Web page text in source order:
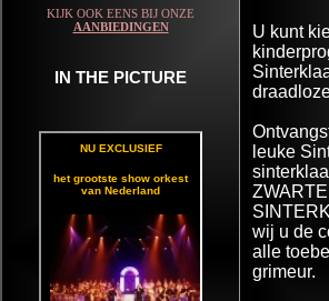
KIJK OOK EENS BIJ ONZE
AANBIEDINGEN
IN THE PICTURE
U kunt
leuke
wij u de
alle
grimeur.